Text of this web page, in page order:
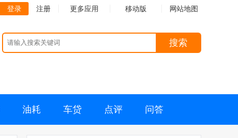
登录 注册 更多应用 移动版 网站地图
搜索
油耗 车贷 点评 问答